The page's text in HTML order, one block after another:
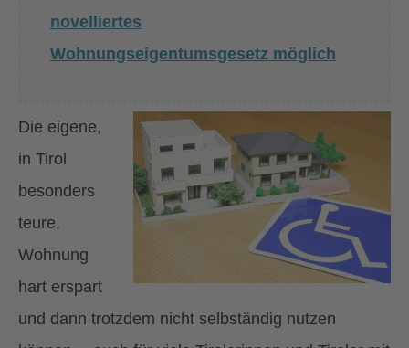
novelliertes
Wohnungseigentumsgesetz möglich
Die eigene,
in Tirol
besonders
teure,
Wohnung
hart erspart
und dann trotzdem nicht selbständig nutzen